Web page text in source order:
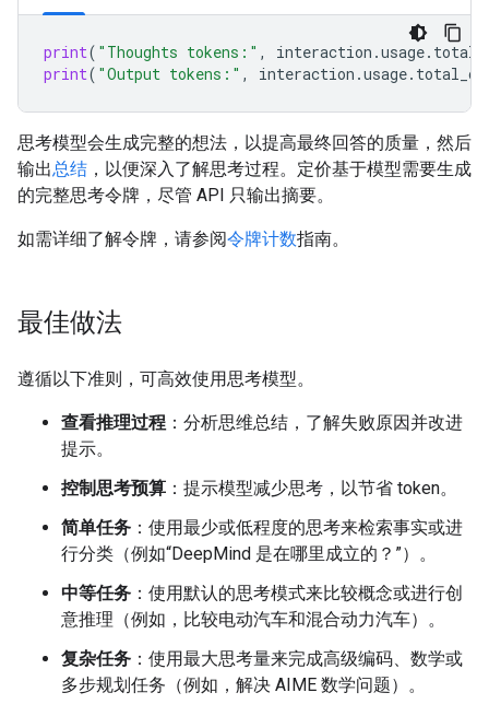
print( "Thoughts tokens:" , interaction .usage.
print( "Output tokens:" , interaction .usage.
思考模型会生成完整的想法，以提高最终回答的质量，然后
输出总结 ，以便深入了解思考过程。定价基于模型需要生成
的完整思考令牌，尽管 API 只输出摘要。
如需详细了解令牌，请参阅令牌计数指南。
最佳做法
遵循以下准则，可高效使用思考模型。
查看推理过程 ：分析思维总结，了解失败原因并改进
提示。
控制思考预算 ：提示模型减少思考，以节省 token。
简单任务 ：使用最少或低程度的思考来检索事实或进
行分类（例如“DeepMind 是在哪里成立的？”）。
中等任务 ：使用默认的思考模式来比较概念或进行创
意推理（例如，比较电动汽车和混合动力汽车）。
复杂任务 ：使用最大思考量来完成高级编码、数学或
多步规划任务（例如，解决 AIME 数学问题）。